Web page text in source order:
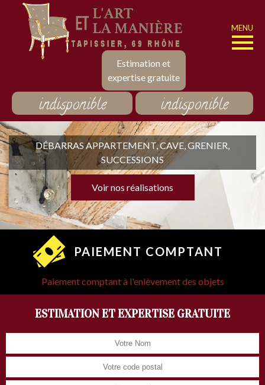
Estimation et
expertise gratuite
MENU
indisponible indisponible
DÉBARRAS APPARTEMENT, CAVE, GRENIER,
SUCCESSIONS
Voir nos réalisations
PAIEMENT COMPTANT
Paiement comptant à l'enlèvement des objets
ESTIMATION ET EXPERTISE GRATUITE